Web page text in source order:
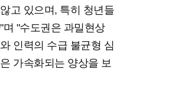
고 있으며, 특히 청년들
"수도권은 과밀현상
인력의 수급 불균형 심
가속화되는 양상을 보